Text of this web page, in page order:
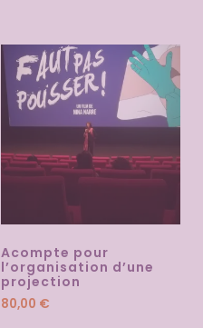
Acompte pour
l’organisation d’une
projection
80,00 €